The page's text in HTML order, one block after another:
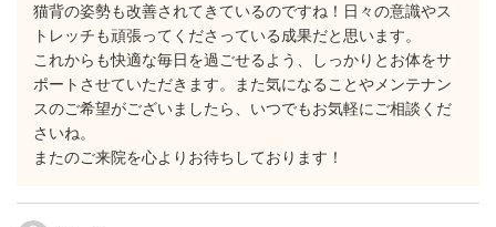
​猫背の姿勢も改善されてきているのですね！日々の意識やス
トレッチも頑張ってくださっている成果だと思います。
​これからも快適な毎日を過ごせるよう、しっかりとお体をサ
ポートさせていただきます。また気になることやメンテナン
スのご希望がございましたら、いつでもお気軽にご相談くだ
さいね。
​またのご来院を心よりお待ちしております！